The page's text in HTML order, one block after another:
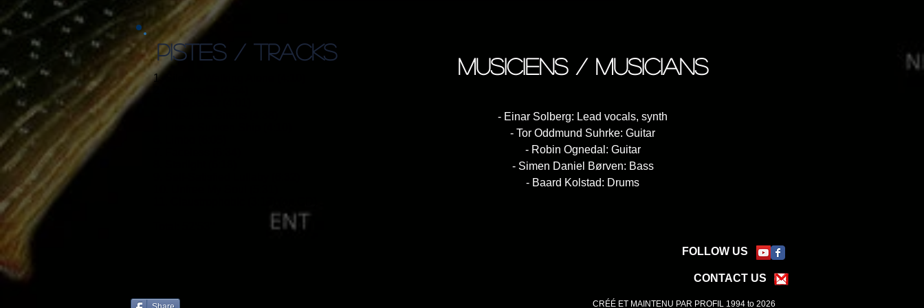
PISTES / TRACKS
1. Silently Walking Alone (4:10)
musiciens / musicians
- Einar Solberg: Lead vocals, synth
- Tor Oddmund Suhrke: Guitar
- Robin Ognedal: Guitar
- Simen Daniel Børven: Bass
- Baard Kolstad: Drums
FOLLOW US
CONTACT US
CRÉÉ ET MAINTENU PAR PROFIL 1994 to 2026